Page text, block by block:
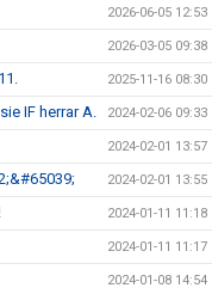
2026-06-05 12:53
2026-03-05 09:38
2025-11-16 08:30
IF herrar A. 2024-02-06 09:33
2024-02-01 13:57
2024-02-01 13:55
2024-01-11 11:18
2024-01-11 11:17
2024-01-08 14:54